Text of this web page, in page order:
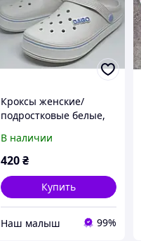
Кроксы женские/
подростковые белые,
размер.
В наличии
420₴
Купить
‏Наш малыш 99%